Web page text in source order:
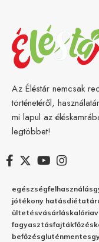
Az Éléstár nemcsak
történetéről,
mi lapul az
legtöbbet!
egészségfelhasználás
jótékony hatásdiéta
ültetésvásárláskalória
fagyasztásfajtákfőzés
befőzésgluténmentes